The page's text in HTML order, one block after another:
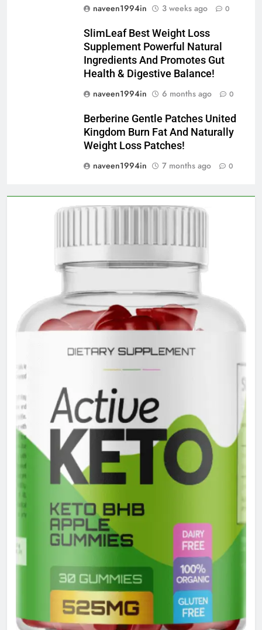
naveen1994in 3 weeks ago 0
SlimLeaf Best Weight Loss
Supplement Powerful Natural
Ingredients And Promotes Gut
Health & Digestive Balance!
naveen1994in
6 months ago 0
Berberine Gentle Patches United
Kingdom Burn Fat And Naturally
Weight Loss Patches!
naveen1994in
7 months ago 0